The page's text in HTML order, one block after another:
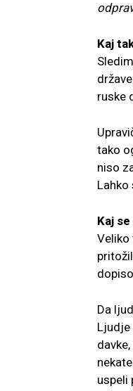
Kaj
ruske
tako
niso
Lahko
Kaj
Veliko
Da
Ljudje
uspeli